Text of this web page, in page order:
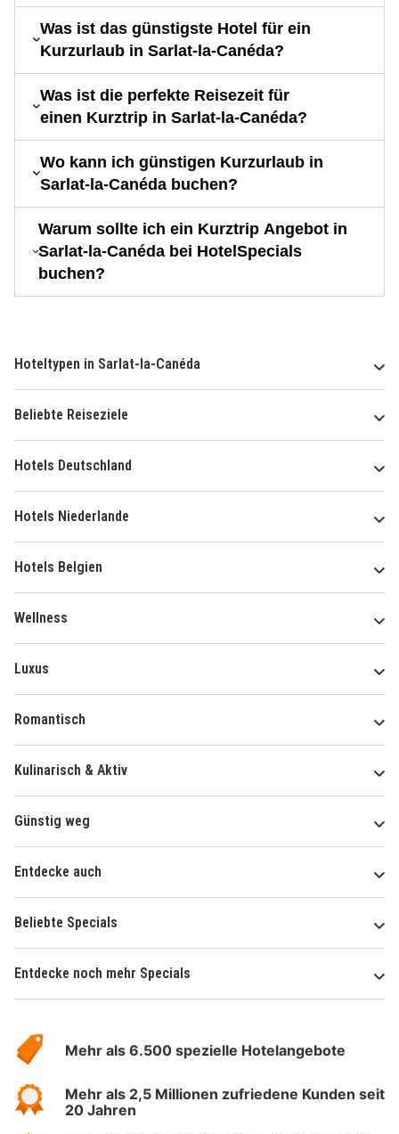
Was ist das günstigste Hotel für ein
Kurzurlaub in Sarlat-la-Canéda?
Was ist die perfekte Reisezeit für
einen Kurztrip in Sarlat-la-Canéda?
Wo kann ich günstigen Kurzurlaub in
Sarlat-la-Canéda buchen?
Warum sollte ich ein Kurztrip Angebot in
Sarlat-la-Canéda bei HotelSpecials
buchen?
Hoteltypen in Sarlat-la-Canéda
Beliebte Reiseziele
Hotels Deutschland
Hotels Niederlande
Hotels Belgien
Wellness
Luxus
Romantisch
Kulinarisch & Aktiv
Günstig weg
Entdecke auch
Beliebte Specials
Entdecke noch mehr Specials
Hotelspecials
Mehr als 6.500 spezielle Hotelangebote
Mehr als 2,5 Millionen zufriedene Kunden seit
20 Jahren